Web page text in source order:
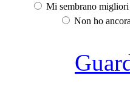
Mi sembrano
Non ho